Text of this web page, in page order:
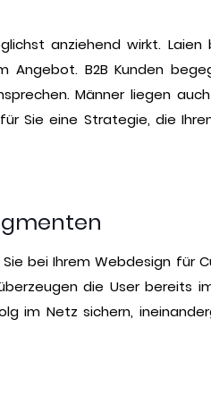
anziehend wirkt. Laien
B2B Kunden
Männer liegen
Sie eine Strategie, die
bei Ihrem Webdesign für
die User bereits
im Netz sichern,